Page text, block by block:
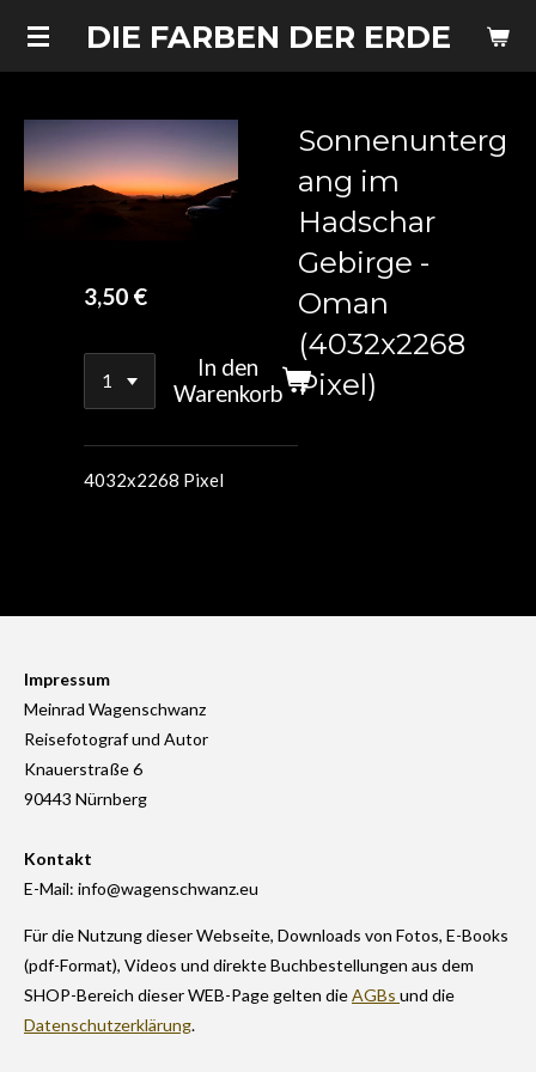
Zum
DIE FARBEN DER ERDE
Sonnenunterg
ang im
Hadschar
Gebirge -
Oman
(4032x2268
Pixel)
3,50 €
In den
Warenkorb
4032x2268 Pixel
Impressum
Meinrad Wagenschwanz
Reisefotograf und Autor
Knauerstraße 6
90443 Nürnberg
Kontakt
E-Mail: info@wagenschwanz.eu
Für die Nutzung dieser Webseite, Downloads von Fotos, E-Books
(pdf-Format), Videos und direkte Buchbestellungen aus dem
SHOP-Bereich dieser WEB-Page gelten dieAGBs und die
Datenschutzerklärung.